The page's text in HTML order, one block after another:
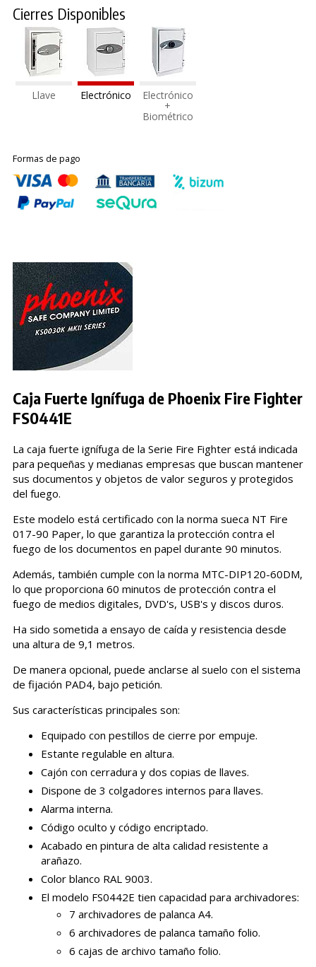
Cierres Disponibles
Llave Electrónico Electrónico
+
Biométrico
Formas de pago
Caja Fuerte Ignífuga de Phoenix Fire Fighter
FS0441E
La caja fuerte ignífuga de la Serie Fire Fighter está indicada
para pequeñas y medianas empresas que buscan mantener
sus documentos y objetos de valor seguros y protegidos
del fuego.
Este modelo está certificado con la norma sueca NT Fire
017-90 Paper, lo que garantiza la protección contra el
fuego de los documentos en papel durante 90 minutos.
Además, también cumple con la norma MTC-DIP120-60DM,
lo que proporciona 60 minutos de protección contra el
fuego de medios digitales, DVD's, USB's y discos duros.
Ha sido sometida a ensayo de caída y resistencia desde
una altura de 9,1 metros.
De manera opcional, puede anclarse al suelo con el sistema
de fijación PAD4, bajo petición.
Sus características principales son:
Equipado con pestillos de cierre por empuje.
Estante regulable en altura.
Cajón con cerradura y dos copias de llaves.
Dispone de 3 colgadores internos para llaves.
Alarma interna.
Código oculto y código encriptado.
Acabado en pintura de alta calidad resistente a
arañazo.
Color blanco RAL 9003.
El modelo FS0442E tien capacidad para archivadores:
7 archivadores de palanca A4.
6 archivadores de palanca tamaño folio.
6 cajas de archivo tamaño folio.